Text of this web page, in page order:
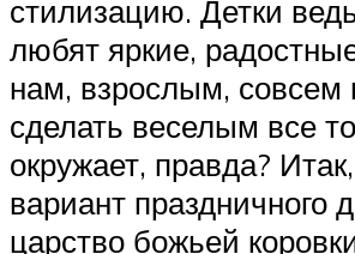
стилизацию. Детки
любят яркие,
нам, взрослым, совсем
сделать веселым все
окружает, правда?
вариант праздничного
царство божьей